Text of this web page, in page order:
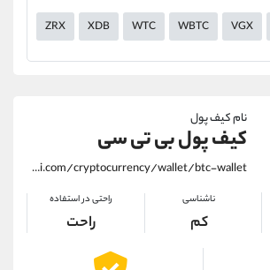
ZRX XDB WTC WBTC VGX
نام کیف پول
کیف پول بی تی سی
https://alirezamehrabi.com/cryptocurrency/wallet/btc-wallet
ناشناسی
کم
راحتی در استفاده
راحت